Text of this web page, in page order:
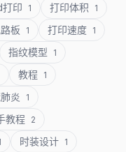
印 1 打印体积 1
板 1 打印速度 1
指纹模型 1
教程 1
炎 1
教程 2
时装设计 1